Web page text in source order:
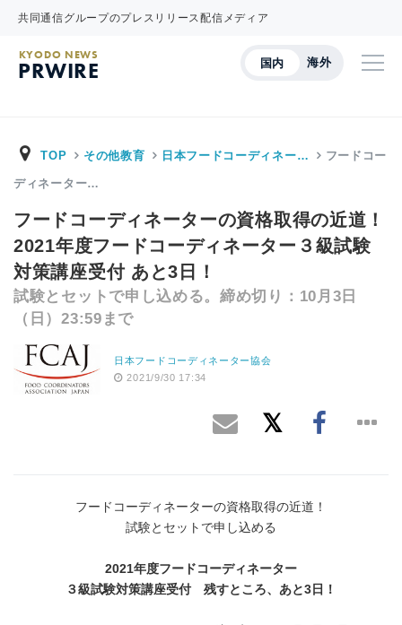
共同通信グループのプレスリリース配信メディア
国内 海外
KYODO NEWS
PRWIRE
TOP その他教育 日本フードコーディネー… フードコー
ディネーター…
フードコーディネーターの資格取得の近道！
2021年度フードコーディネーター３級試験
対策講座受付 あと3日！
試験とセットで申し込める。締め切り：10月3日
（日）23:59まで
日本フードコーディネーター協会
2021/9/30 17:34
フードコーディネーターの資格取得の近道！
試験とセットで申し込める
2021年度フードコーディネーター
３級試験対策講座受付 残すところ、あと3 日！